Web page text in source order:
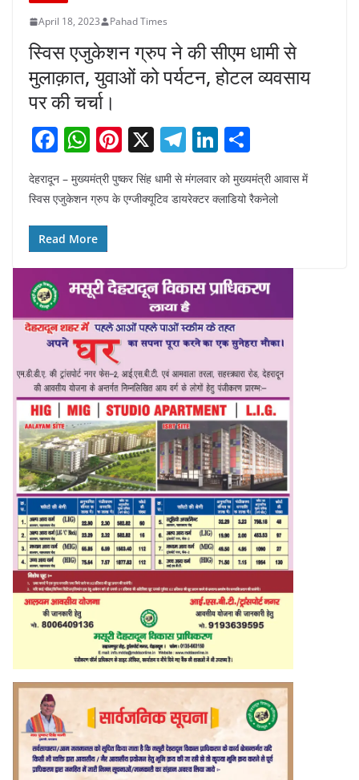
April 18, 2023 Pahad Times
स्विस एजुकेशन ग्रुप ने की सीएम धामी से
मुलाक़ात, युवाओं को पर्यटन, होटल व्यवसाय
पर की चर्चा।
F
c
e
b
o
o
k
W
h
at
s
A
p
p
Pi
nt
er
e
X T
el
e
m
Li
n
k
n
h
ar
देहरादून – मुख्यमंत्री पुष्कर सिंह धामी से मंगलवार को मुख्यमंत्री आवास में
स्विस एजुकेशन ग्रुप के एग्जीक्यूटिव डायरेक्टर क्लाडियो रैकनेलो
Read More